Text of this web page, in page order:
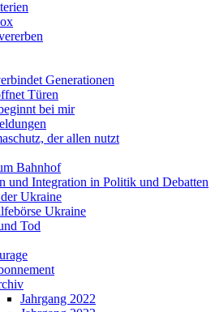
Generationen
Türen
bei mir
der allen nutzt
Bahnhof
und Integration in Politik und Debatten
Ukraine
Ukraine
Tod
Jahrgang 2022